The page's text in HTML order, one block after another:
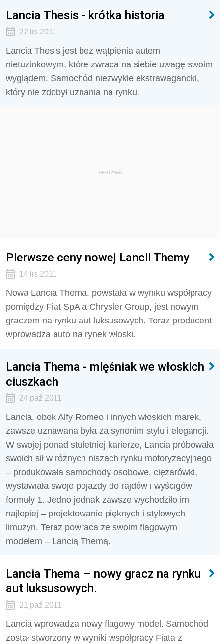
Lancia Thesis - krótka historia
22 lis 2011
Lancia Thesis jest bez wątpienia autem
nietuzinkowym, które zwraca na siebie uwagę swoim
wyglądem. Samochód niezwykle ekstrawagancki,
który nie zdobył uznania na rynku.
REKLAMA
Pierwsze ceny nowej Lancii Themy
14 lis 2011
Nowa Lancia Thema, powstała w wyniku współpracy
pomiędzy Fiat SpA a Chrysler Group, jest nowym
graczem na rynku aut luksusowych. Teraz producent
wprowadza auto na rynek włoski.
Lancia Thema - mięśniak we włoskich
ciuszkach
24 paź 2011
Lancia, obok Alfy Romeo i innych włoskich marek,
zawsze uznawana była za synonim stylu i elegancji.
W swojej ponad stuletniej karierze, Lancia próbowała
swoich sił w różnych niszach rynku motoryzacyjnego
– produkowała samochody osobowe, ciężarówki,
wystawiała swoje pojazdy do rajdów i wyścigów
formuły 1. Jedno jednak zawsze wychodziło im
najlepiej – projektowanie pięknych i stylowych
limuzyn. Teraz powraca ze swoim flagowym
modelem – Lancią Themą.
Lancia Thema – nowy gracz na rynku
aut luksusowych.
21 paź 2011
Lancia wprowadza nowy flagowy model. Samochód
został stworzony w wyniki współpracy Fiata z